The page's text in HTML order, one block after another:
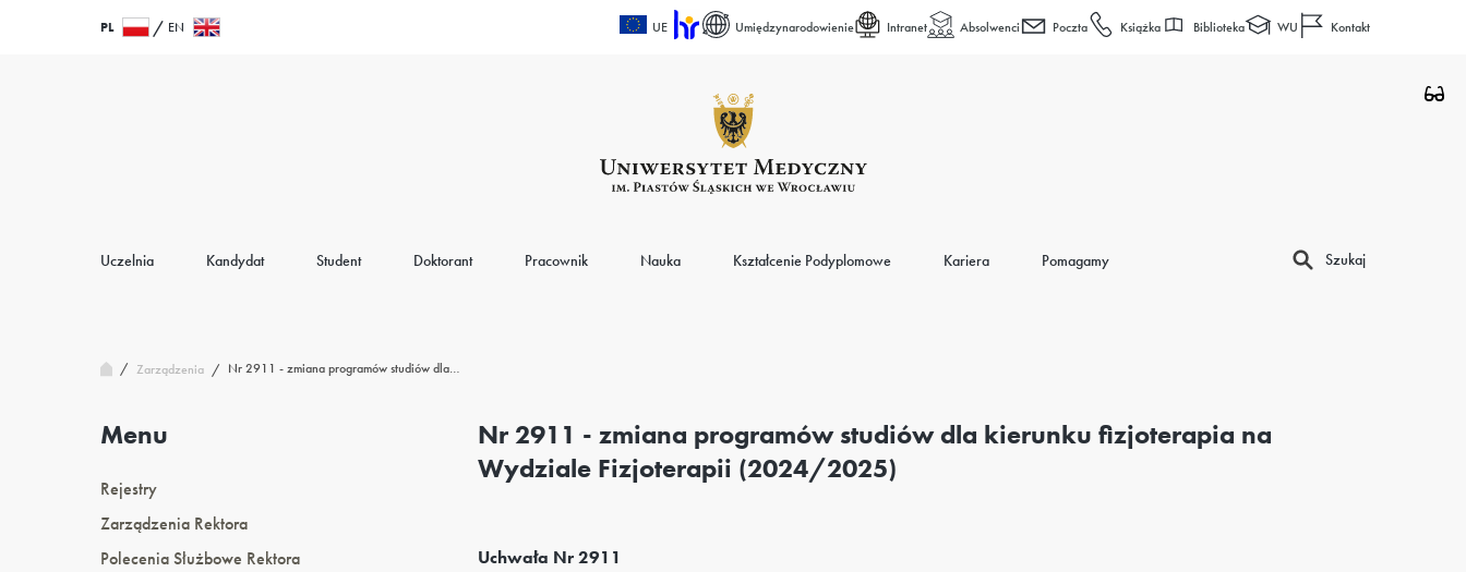
PL EN UE Umiędzynarodowienie Intranet Absolwenci Poczta Książka Biblioteka WU Kontakt
Uczelnia Kandydat Student Doktorant Pracownik Nauka Kształcenie Podyplomowe Kariera Pomagamy Szukaj
/ Zarządzenia / Nr 2911 - zmiana programów studiów dla…
Menu
Rejestry
Zarządzenia Rektora
Polecenia Służbowe Rektora
Nr 2911 - zmiana programów studiów dla kierunku fizjoterapia na
Wydziale Fizjoterapii (2024/2025)
Uchwała Nr 2911